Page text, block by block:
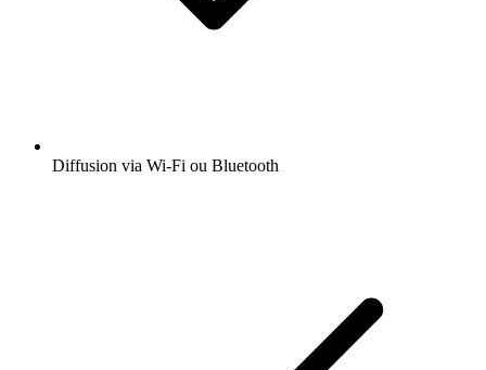
Diffusion via Wi-Fi ou Bluetooth